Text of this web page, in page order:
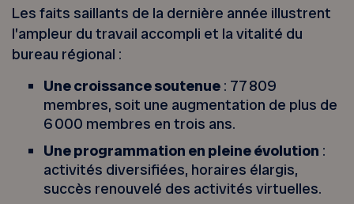
Les faits saillants de la dernière année illustrent
l’ampleur du travail accompli et la vitalité du
bureau régional :
Une croissance soutenue : 77 809
membres, soit une augmentation de plus de
6 000 membres en trois ans.
Une programmation en pleine évolution :
activités diversifiées, horaires élargis,
succès renouvelé des activités virtuelles.